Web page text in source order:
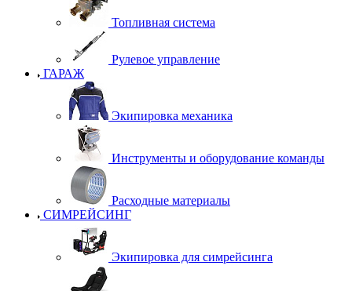
Топливная система
Рулевое управление
ГАРАЖ
Экипировка механика
Инструменты и оборудование команды
Расходные материалы
СИМРЕЙСИНГ
Экипировка для симрейсинга